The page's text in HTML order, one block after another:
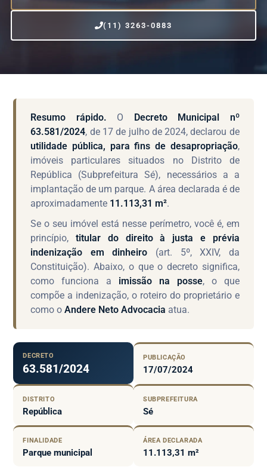
(11) 3263-0883
Resumo rápido. O Decreto Municipal nº
63.581/2024, de 17 de julho de 2024, declarou de
utilidade pública, para fins de desapropriação,
imóveis particulares situados no Distrito de
República (Subprefeitura Sé), necessários a a
implantação de um parque. A área declarada é de
aproximadamente 11.113,31 m².
Se o seu imóvel está nesse perímetro, você é, em
princípio,titular do direito à justa e prévia
indenização em dinheiro (art. 5º, XXIV, da
Constituição). Abaixo, o que o decreto significa,
como funciona a imissão na posse, o que
compõe a indenização, o roteiro do proprietário e
como oAndere Neto Advocacia atua.
DECRETO
63.581/2024
PUBLICAÇÃO
17/07/2024
DISTRITO
República
SUBPREFEITURA
Sé
FINALIDADE
Parque municipal
ÁREA DECLARADA
11.113,31 m²